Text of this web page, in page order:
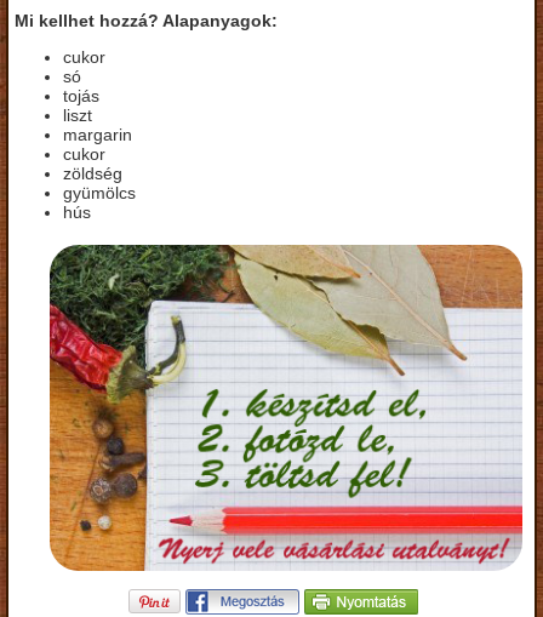
Mi kellhet hozzá? Alapanyagok:
cukor
só
tojás
liszt
margarin
cukor
zöldség
gyümölcs
hús